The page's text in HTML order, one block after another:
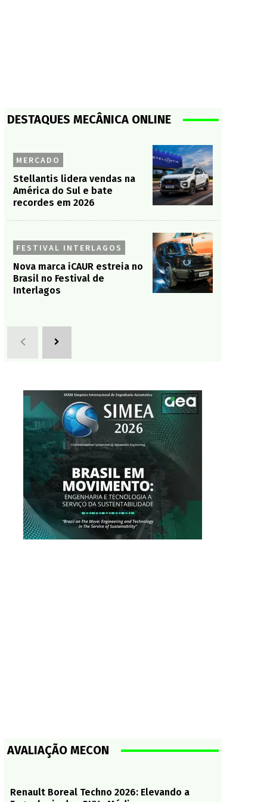
DESTAQUES MECÂNICA ONLINE
MERCADO
Stellantis lidera vendas na
América do Sul e bate
recordes em 2026
FESTIVAL INTERLAGOS
Nova marca iCAUR estreia no
Brasil no Festival de
Interlagos
AVALIAÇÃO MECON
Renault Boreal Techno 2026: Elevando a